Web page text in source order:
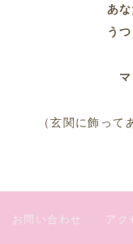
あ
う
（玄関に飾って
お問い合わせ アク